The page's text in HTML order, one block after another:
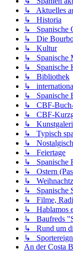
↳ Aktuelles
↳ Historia
↳ Spanische
↳ Die
↳ Kultur
↳ Spanische
↳ Spanische
↳ Bibliothek
↳
↳ Spanische
↳ CBF-
↳ CBF-
↳
↳ Typisch
↳
↳ Feiertage
↳ Spanische
↳ Ostern
↳
↳ Spanische
↳ Filme,
↳ Hablamos
↳ Baufreds
↳ Rund um
↳
An der Costa